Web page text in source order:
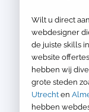
Wilt u direct
webdesigner
de juiste skills
website
hebben wij
grote steden
Utrecht en
hebben